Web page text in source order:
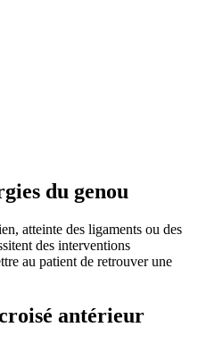
du genou
atteinte des ligaments ou des
des interventions
au patient de retrouver une
antérieur